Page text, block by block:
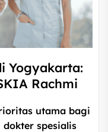
Yogyakarta:
Rachmi
utama bagi
spesialis